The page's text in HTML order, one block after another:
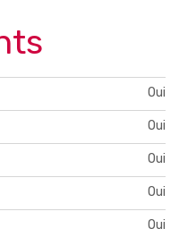
Oui
Oui
Oui
Oui
Oui